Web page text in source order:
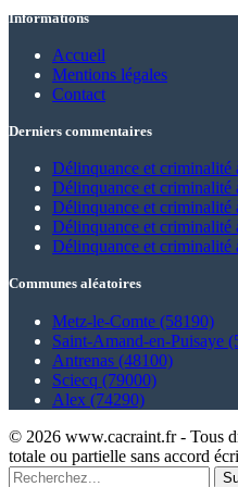
Informations
Accueil
Mentions légales
Contact
Derniers commentaires
Délinquance et criminalité
Délinquance et criminalité
Délinquance et criminalité
Délinquance et
Délinquance et criminalité
Communes aléatoires
Metz-le-Comte (58190)
Saint-Amand-en-Puisaye
Antrenas (48100)
Sciecq (79000)
Alex (74290)
© 2026 www.cacraint.fr - Tous
totale ou partielle sans accord